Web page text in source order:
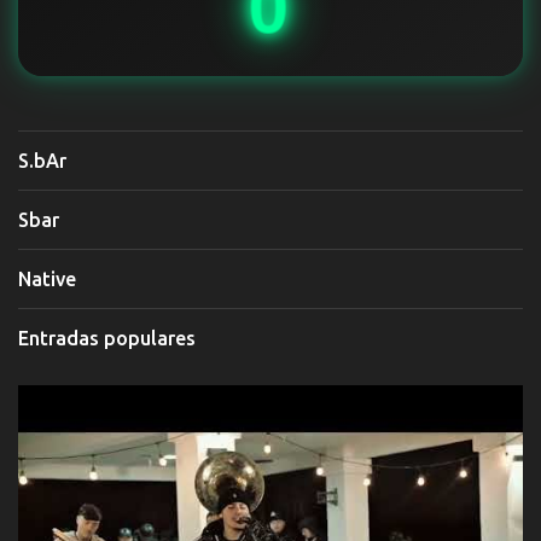
S.bAr
Sbar
Native
Entradas populares